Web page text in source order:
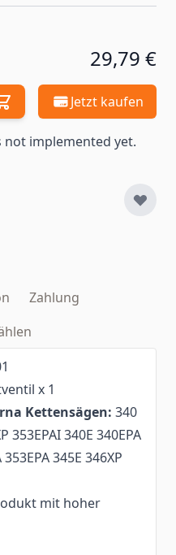
29,79 €
Jetzt kaufen
not implemented yet.
Zahlung
x 1
Kettensägen: 340
353EPAI 340E 340EPA
353EPA 345E 346XP
mit hoher